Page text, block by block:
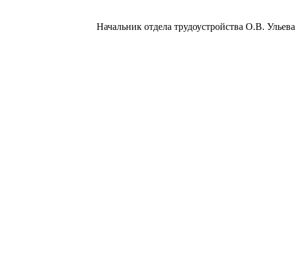
Начальник отдела трудоустройства О.В. Ульева